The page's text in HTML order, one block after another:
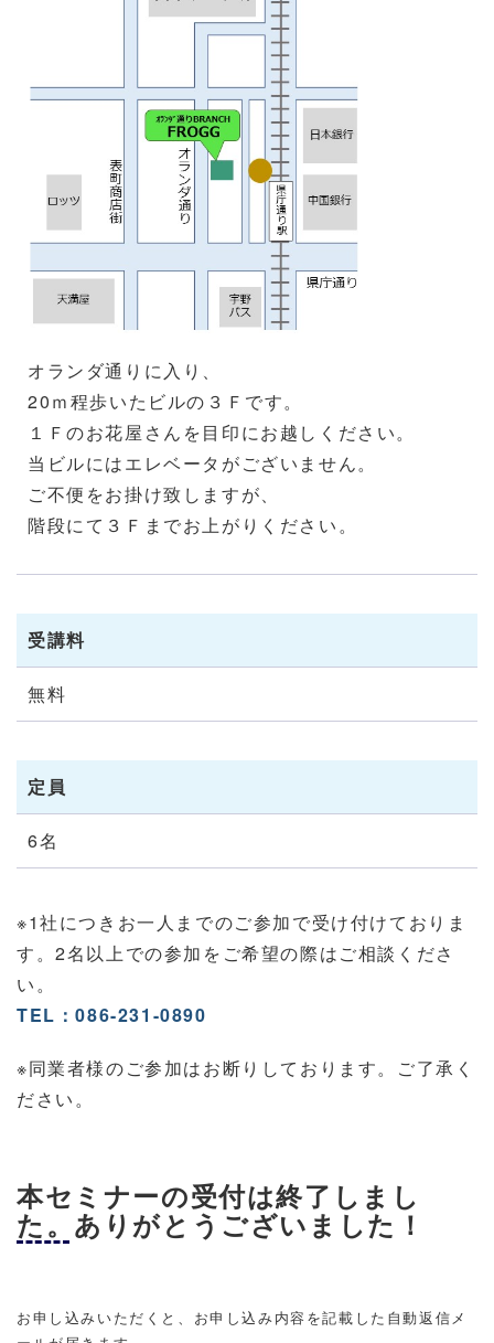
オランダ通りに入り、
20ｍ程歩いたビルの３Ｆです。
１Ｆのお花屋さんを目印にお越しください。
当ビルにはエレベータがございません。
ご不便をお掛け致しますが、
階段にて３Ｆまでお上がりください。
受講料
無料
定員
6名
※1社につきお一人までのご参加で受け付けておりま
す。2名以上での参加をご希望の際はご相談くださ
い。
TEL：086-231-0890
※同業者様のご参加はお断りしております。ご了承く
ださい。
本セミナーの受付は終了しまし
た。ありがとうございました！
お申し込みいただくと、お申し込み内容を記載した自動返信メ